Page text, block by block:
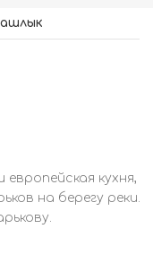
европейская кухня,
на берегу реки.